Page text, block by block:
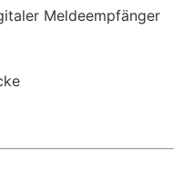
Meldeempfänger